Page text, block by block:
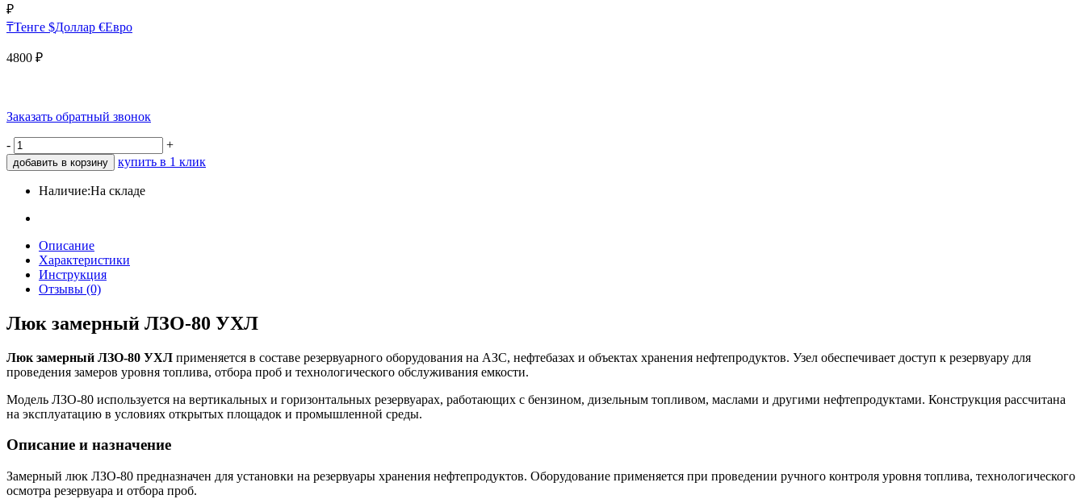
₽
₸Тенге $Доллар €Евро
4800 ₽
Заказать обратный звонок
- +
добавить в корзину купить в 1 клик
Наличие:На складе
Описание
Характеристики
Инструкция
Отзывы (0)
Люк замерный ЛЗО-80 УХЛ
Люк замерный ЛЗО-80 УХЛ применяется в составе резервуарного оборудования на АЗС, нефтебазах и объектах хранения нефтепродуктов. Узел обеспечивает доступ к резервуару для
проведения замеров уровня топлива, отбора проб и технологического обслуживания емкости.
Модель ЛЗО-80 используется на вертикальных и горизонтальных резервуарах, работающих с бензином, дизельным топливом, маслами и другими нефтепродуктами. Конструкция рассчитана
на эксплуатацию в условиях открытых площадок и промышленной среды.
Описание и назначение
Замерный люк ЛЗО-80 предназначен для установки на резервуары хранения нефтепродуктов. Оборудование применяется при проведении ручного контроля уровня топлива, технологического
осмотра резервуара и отбора проб.